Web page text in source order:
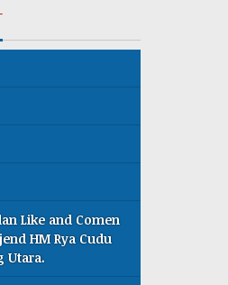
Like and Comen
HM Rya Cudu
Utara.